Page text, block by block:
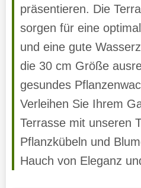
präsentieren. Die
sorgen für eine
und eine gute
die 30 cm Größe
gesundes
Verleihen Sie Ihrem
Terrasse mit unseren
Pflanzkübeln und
Hauch von Eleganz